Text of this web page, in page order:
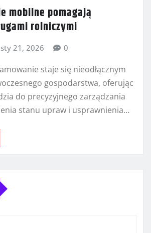
mobilne pomagają
rolniczymi
sty 21, 2026 0
staje się nieodłącznym
gospodarstwa, oferując
do precyzyjnego zarządzania
stanu upraw i usprawnienia…